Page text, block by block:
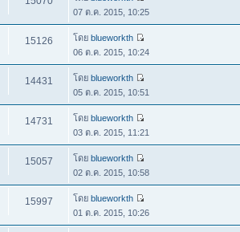
07 ต.ค. 2015, 10:25
15126 โดยblueworkth
06 ต.ค. 2015, 10:24
14431 โดยblueworkth
05 ต.ค. 2015, 10:51
14731 โดยblueworkth
03 ต.ค. 2015, 11:21
15057 โดยblueworkth
02 ต.ค. 2015, 10:58
15997 โดยblueworkth
01 ต.ค. 2015, 10:26